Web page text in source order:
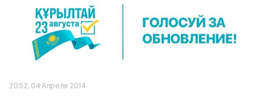
20:52, 04 Апреля 2014